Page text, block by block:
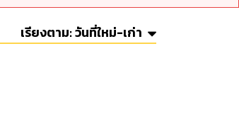
เรียงตาม:วันที่ใหม่-เก่า